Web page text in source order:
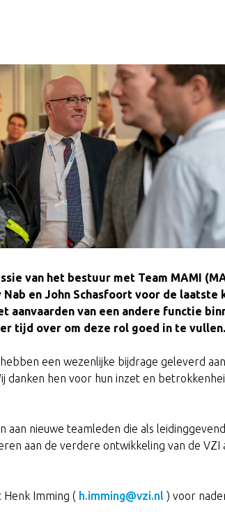
van het bestuur met Team MAMI
en John Schasfoort voor de laatste
aanvaarden van een andere functie
tijd over om deze rol goed in te vullen.
een wezenlijke bijdrage geleverd
danken hen voor hun inzet en
nieuwe teamleden die als
aan de verdere ontwikkeling van de VZI
Imming ( h.imming@vzi.nl ) voor